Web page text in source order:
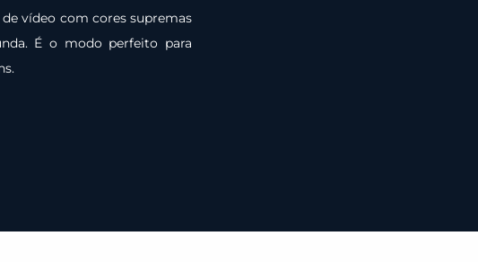
vídeo com cores supremas
É o modo perfeito para